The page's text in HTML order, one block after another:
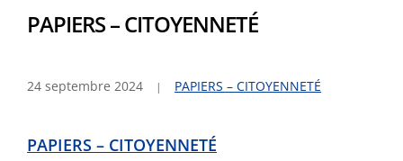
PAPIERS – CITOYENNETÉ
24 septembre 2024 PAPIERS – CITOYENNETÉ
PAPIERS – CITOYENNETÉ